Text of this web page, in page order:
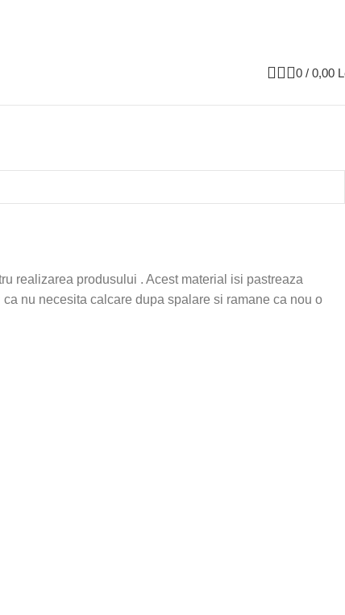
0 / 0,00
realizarea produsului . Acest material isi pastreaza
nu necesita calcare dupa spalare si ramane ca nou o